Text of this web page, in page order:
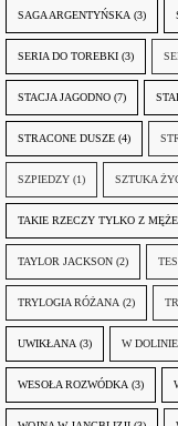
SAGA ARGENTYŃSKA (3)
SERIA DO TOREBKI (3)
STACJA JAGODNO (7)
STRACONE DUSZE (4)
SZPIEDZY (1) SZTUKA
TAKIE RZECZY TYLKO Z
TAYLOR JACKSON (2)
TRYLOGIA RÓŻANA (2)
UWIKŁANA (3) W
WESOŁA ROZWÓDKA (3)